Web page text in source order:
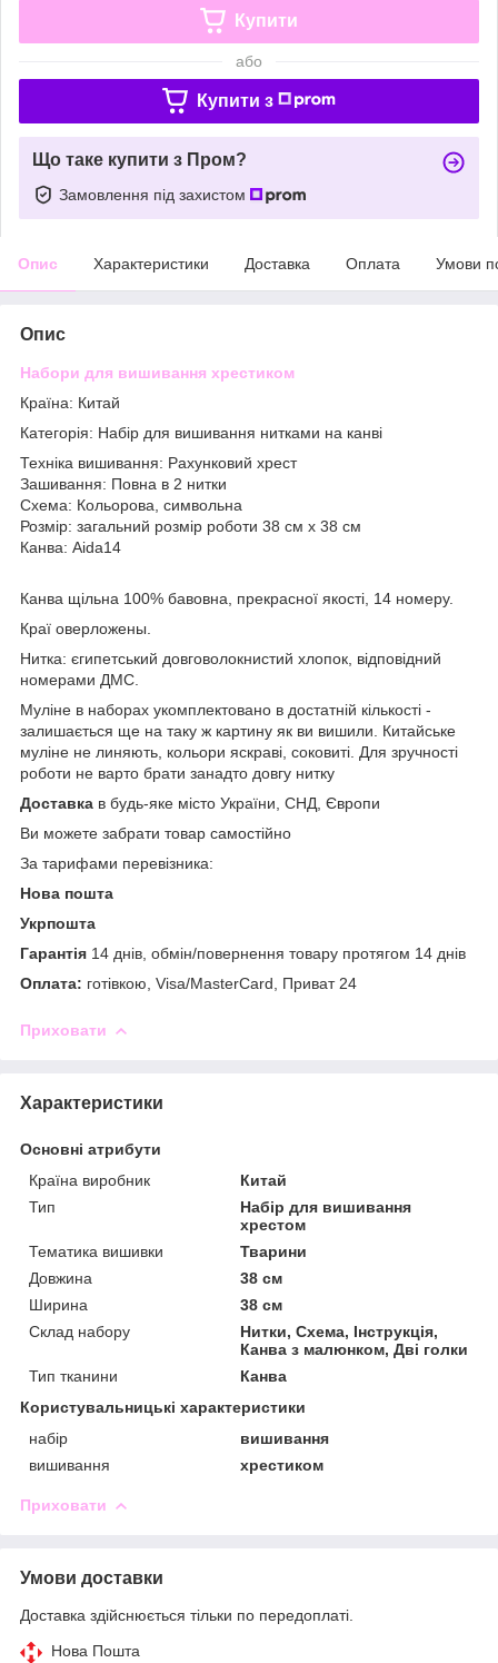
Купити
або
Купити з
Що таке купити з Пром?
Замовлення під захистом
Опис Характеристики Доставка Оплата Умови
Опис
Набори для вишивання хрестиком
Країна: Китай
Категорія: Набір для вишивання нитками на канві
Техніка вишивання: Рахунковий хрест
Зашивання: Повна в 2 нитки
Схема: Кольорова, символьна
Розмір: загальний розмір роботи 38 см х 38 см
Канва: Aida14
Канва щільна 100% бавовна, прекрасної якості, 14 номеру.
Краї оверложены.
Нитка: єгипетський довговолокнистий хлопок, відповідний
номерами ДМС.
Муліне в наборах укомплектовано в достатній кількості -
залишається ще на таку ж картину як ви вишили. Китайське
муліне не линяють, кольори яскраві, соковиті. Для зручності
роботи не варто брати занадто довгу нитку
Доставка в будь-яке місто України, СНД, Європи
Ви можете забрати товар самостійно
За тарифами перевізника:
Нова пошта
Укрпошта
Гарантія 14 днів, обмін/повернення товару протягом 14 днів
Оплата: готівкою, Visa/MasterCard, Приват 24
Приховати
Характеристики
Основні атрибути
Країна виробник
Китай
Тип
Набір для вишивання
хрестом
Тематика вишивки
Тварини
Довжина
38 см
Ширина
38 см
Склад набору
Нитки, Схема, Інструкція,
Канва з малюнком, Дві голки
Тип тканини
Канва
Користувальницькі характеристики
набір
вишивання
вишивання
хрестиком
Приховати
Умови доставки
Доставка здійснюється тільки по передоплаті.
Нова Пошта